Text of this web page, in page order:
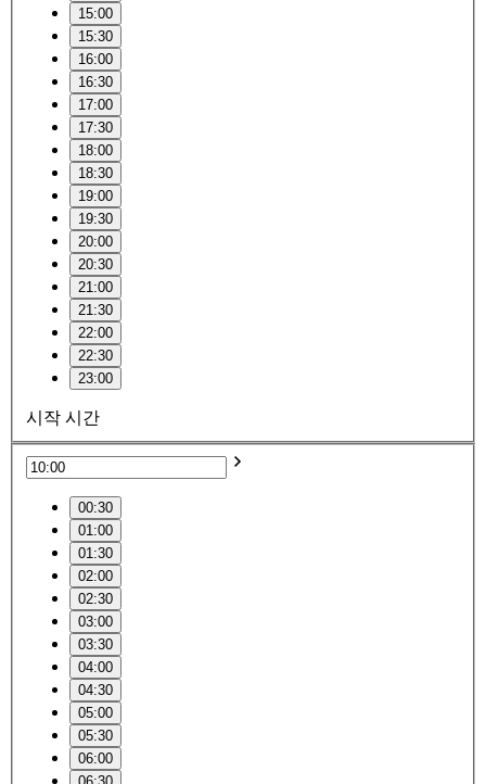
15:00
15:30
16:00
16:30
17:00
17:30
18:00
18:30
19:00
19:30
20:00
20:30
21:00
21:30
22:00
22:30
23:00
시작 시간
00:30
01:00
01:30
02:00
02:30
03:00
03:30
04:00
04:30
05:00
05:30
06:00